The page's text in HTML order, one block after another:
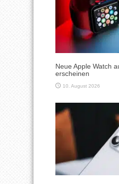
Neue Apple Watch
erscheinen
10. August 2026